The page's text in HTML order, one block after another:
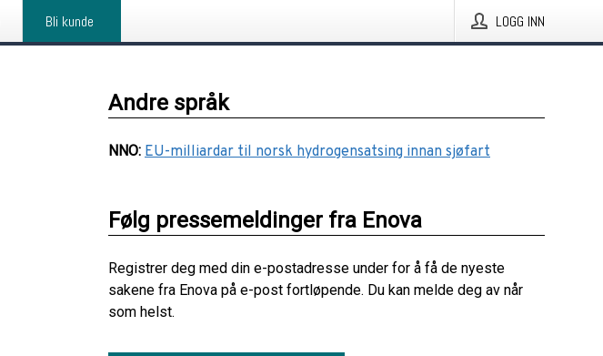
Bli kunde LOGG INN
Andre språk
NNO: EU-milliardar til norsk hydrogensatsing innan sjøfart
Følg pressemeldinger fra Enova
Registrer deg med din e-postadresse under for å få de nyeste
sakene fra Enova på e-post fortløpende. Du kan melde deg av når
som helst.